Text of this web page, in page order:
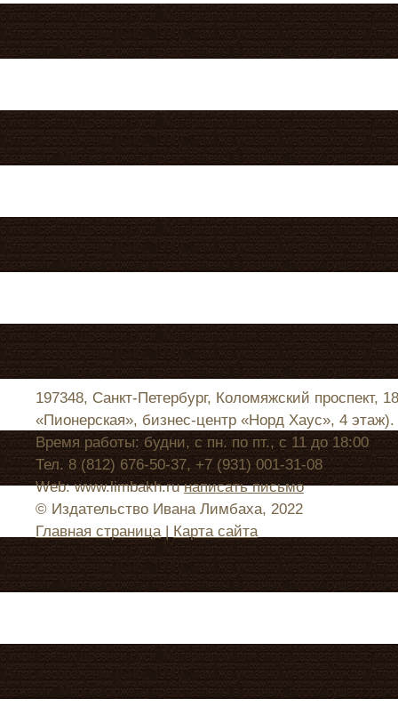
197348, Санкт-Петербург, Коломяжский
«Пионерская», бизнес-центр «Норд Хаус», 4 этаж).
Время работы: будни, с пн. по пт., с 11 до 18:00
Тел. 8 (812) 676-50-37, +7 (931) 001-31-08
Web: www.limbakh.ruнаписать письмо
© Издательство Ивана Лимбаха, 2022
Главная страница| Карта сайта